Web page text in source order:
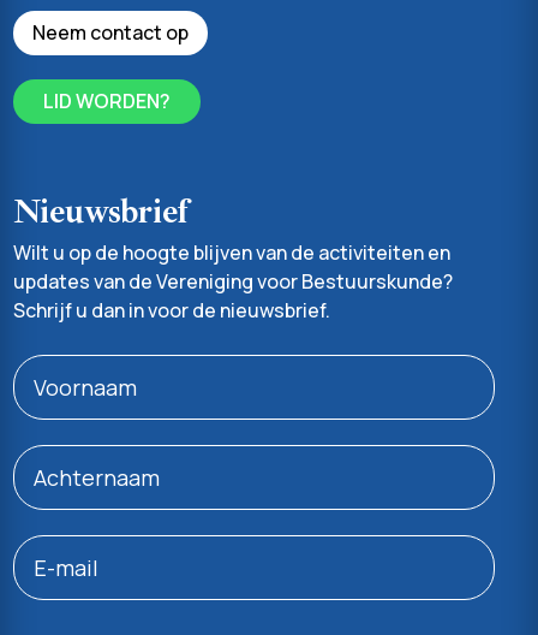
Neem contact op
LID WORDEN?
Nieuwsbrief
Wilt u op de hoogte blijven van de activiteiten en
updates van de Vereniging voor Bestuurskunde?
Schrijf u dan in voor de nieuwsbrief.